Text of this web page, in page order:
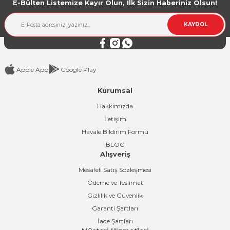
Ürün bilgilerinde hatalar bulunuyor.
E-Bülten Listemize Kayır Olun, İlk Sizin Haberiniz Olsun!
KAYDOL
Apple App Google Play
Kurumsal
Hakkımızda
İletişim
Havale Bildirim Formu
BLOG
Alışveriş
Mesafeli Satış Sözleşmesi
Ödeme ve Teslimat
Gizlilik ve Güvenlik
Garanti Şartları
İade Şartları